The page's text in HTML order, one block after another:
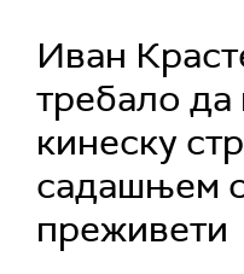
Иван
требало да
кинеску
садашњем
преживети